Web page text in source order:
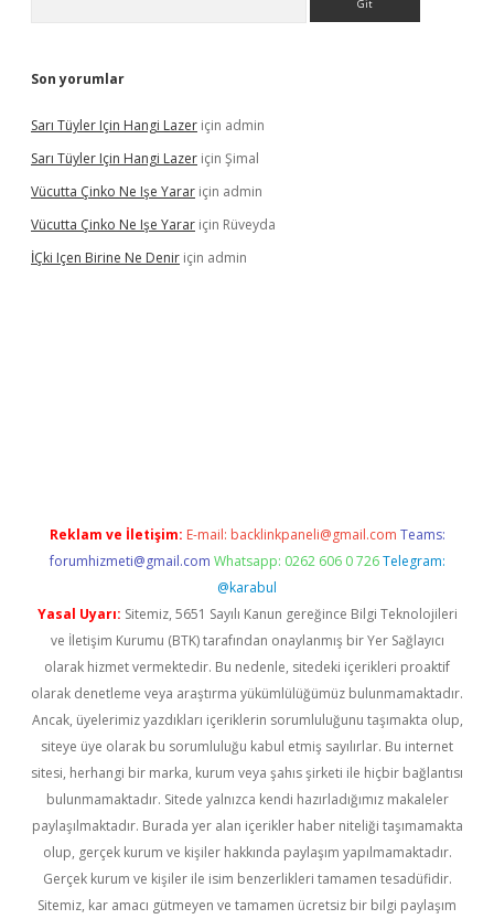
Son yorumlar
Sarı Tüyler Için Hangi Lazer için admin
Sarı Tüyler Için Hangi Lazer için Şimal
Vücutta Çinko Ne Işe Yarar için admin
Vücutta Çinko Ne Işe Yarar için Rüveyda
İÇki Içen Birine Ne Denir için admin
Reklam ve İletişim: E-mail: backlinkpaneli@gmail.com Teams:
forumhizmeti@gmail.com Whatsapp: 0262 606 0 726 Telegram:
@karabul
Yasal Uyarı: Sitemiz, 5651 Sayılı Kanun gereğince Bilgi Teknolojileri
ve İletişim Kurumu (BTK) tarafından onaylanmış bir Yer Sağlayıcı
olarak hizmet vermektedir. Bu nedenle, sitedeki içerikleri proaktif
olarak denetleme veya araştırma yükümlülüğümüz bulunmamaktadır.
Ancak, üyelerimiz yazdıkları içeriklerin sorumluluğunu taşımakta olup,
siteye üye olarak bu sorumluluğu kabul etmiş sayılırlar. Bu internet
sitesi, herhangi bir marka, kurum veya şahıs şirketi ile hiçbir bağlantısı
bulunmamaktadır. Sitede yalnızca kendi hazırladığımız makaleler
paylaşılmaktadır. Burada yer alan içerikler haber niteliği taşımamakta
olup, gerçek kurum ve kişiler hakkında paylaşım yapılmamaktadır.
Gerçek kurum ve kişiler ile isim benzerlikleri tamamen tesadüfidir.
Sitemiz, kar amacı gütmeyen ve tamamen ücretsiz bir bilgi paylaşım